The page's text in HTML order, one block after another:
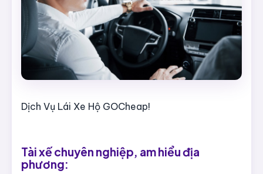
Dịch Vụ Lái Xe Hộ GOCheap!
Tài xế chuyên nghiệp, am hiểu địa
phương: